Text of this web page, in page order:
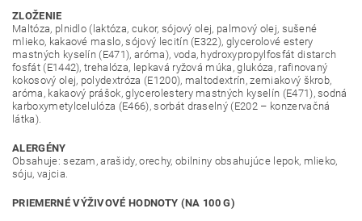
ZLOŽENIE
Maltóza, plnidlo (laktóza, cukor, sójový olej, palmový olej, sušené
mlieko, kakaové maslo, sójový lecitín (E322), glycerolové estery
mastných kyselín (E471), aróma), voda, hydroxypropylfosfát distarch
fosfát (E1442), trehalóza, lepkavá ryžová múka, glukóza, rafinovaný
kokosový olej, polydextróza (E1200), maltodextrín, zemiakový škrob,
aróma, kakaový prášok, glycerolestery mastných kyselín (E471), sodná
karboxymetylcelulóza (E466), sorbát draselný (E202 – konzervačná
látka).
ALERGÉNY
Obsahuje: sezam, arašidy, orechy, obilniny obsahujúce lepok, mlieko,
sóju, vajcia.
PRIEMERNÉ VÝŽIVOVÉ HODNOTY (NA 100 G)